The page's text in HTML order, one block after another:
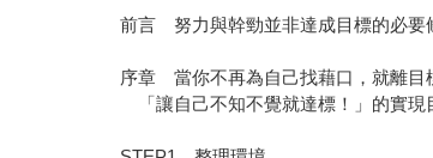
前言 努力與幹勁並非達成目標的必要
序章 當你不再為自己找藉口，就離目
「讓自己不知不覺就達標！」的實現